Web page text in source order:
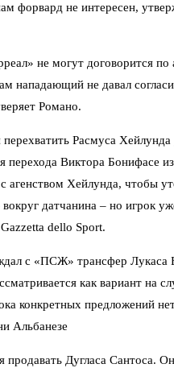
форвард не интересен,
не могут договорится по
нападающий не давал
Романо.
Расмуса
перехода Виктора Бонифасе
агенством Хейлунда, чтобы
датчанина – но игрок
dello Sport.
с «ПСЖ» трансфер Лукаса
как вариант на
конкретных предложений
Альбанезе
продавать Дугласа Сантоса.